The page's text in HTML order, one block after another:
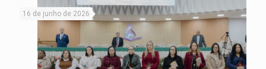
16 de junho de 2026